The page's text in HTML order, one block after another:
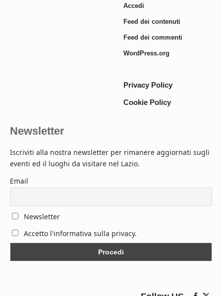
Accedi
Feed dei contenuti
Feed dei commenti
WordPress.org
Privacy Policy
Cookie Policy
Newsletter
Iscriviti alla nostra newsletter per rimanere aggiornati sugli
eventi ed il luoghi da visitare nel Lazio.
Email
Newsletter
Accetto l'informativa sulla privacy.